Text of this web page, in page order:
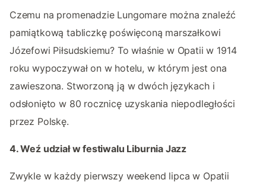
Czemu na promenadzie Lungomare można znaleźć
pamiątkową tabliczkę poświęconą marszałkowi
Józefowi Piłsudskiemu? To właśnie w Opatii w 1914
roku wypoczywał on w hotelu, w którym jest ona
zawieszona. Stworzoną ją w dwóch językach i
odsłonięto w 80 rocznicę uzyskania niepodległości
przez Polskę.
4. Weź udział w festiwalu Liburnia Jazz
Zwykle w każdy pierwszy weekend lipca w Opatii